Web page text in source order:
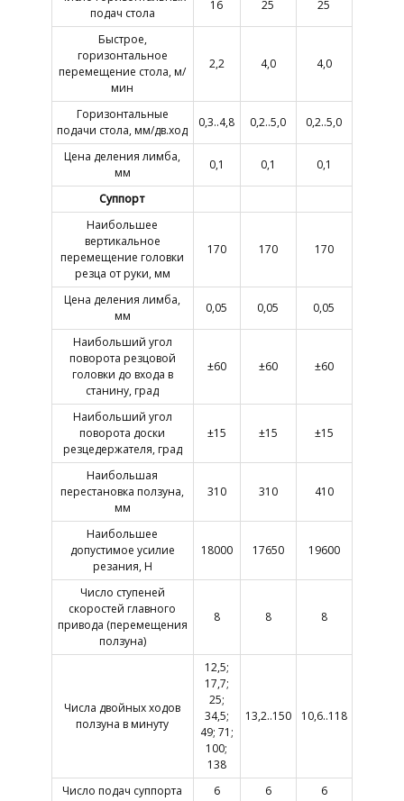
подач стола
16 25 25
Быстрое,
горизонтальное
перемещение стола, м/
мин
2,2 4,0 4,0
Горизонтальные
подачи стола, мм/дв.ход
0,3..4,8 0,2..5,0 0,2..5,0
Цена деления лимба,
мм
0,1 0,1 0,1
Суппорт
Наибольшее
вертикальное
перемещение головки
резца от руки, мм
170 170 170
Цена деления лимба,
мм
0,05 0,05 0,05
Наибольший угол
поворота резцовой
головки до входа в
станину, град
±60 ±60 ±60
Наибольший угол
поворота доски
резцедержателя, град
±15 ±15 ±15
Наибольшая
перестановка ползуна,
мм
310 310 410
Наибольшее
допустимое усилие
резания, Н
18000 17650 19600
Число ступеней
скоростей главного
привода (перемещения
ползуна)
8 8 8
Числа двойных ходов
ползуна в минуту
12,5;
17,7;
25;
34,5;
49; 71;
100;
138
13,2..150 10,6..118
Число подач суппорта 6 6
6